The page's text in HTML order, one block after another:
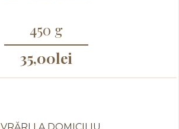
450 g
35,00lei